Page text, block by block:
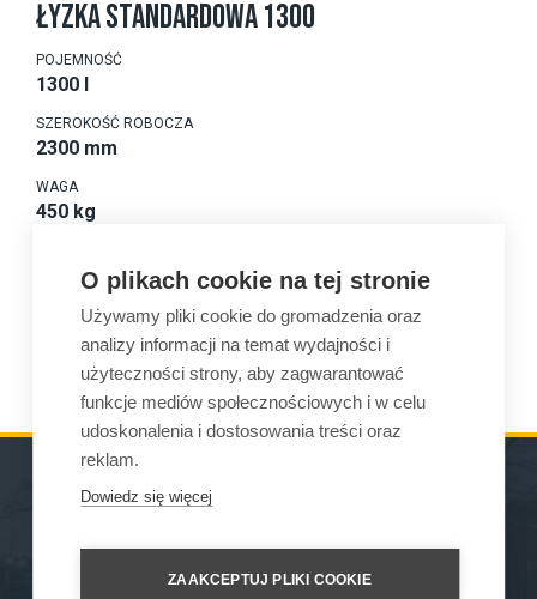
ŁYZKA STANDARDOWA 1300
POJEMNOŚĆ
1300 l
SZEROKOŚĆ ROBOCZA
2300 mm
WAGA
450 kg
ZAPOZNAJ SIĘ
MASZYNY
OSPRZĘT
SERWIS ORAZ WSPARCIE
KONTAKT
O plikach cookie na tej stronie
Używamy pliki cookie do gromadzenia oraz
analizy informacji na temat wydajności i
użyteczności strony, aby zagwarantować
funkcje mediów społecznościowych i w celu
udoskonalenia i dostosowania treści oraz
reklam.
Dowiedz się więcej
ZAAKCEPTUJ PLIKI COOKIE